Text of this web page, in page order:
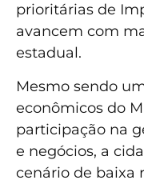
prioritárias de
avancem com
estadual.
Mesmo sendo
econômicos do
participação na
e negócios, a
cenário de baixa